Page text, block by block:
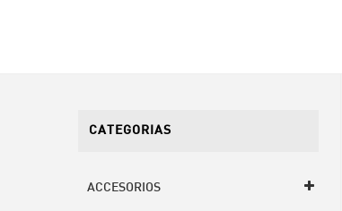
CATEGORIAS
ACCESORIOS